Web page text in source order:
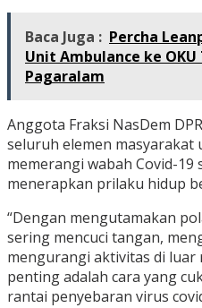
Baca Juga : Percha
Unit Ambulance ke OKU
Pagaralam
Anggota Fraksi NasDem
seluruh elemen
memerangi wabah Covid-19
menerapkan prilaku hidup
“Dengan mengutamakan
sering mencuci tangan,
mengurangi aktivitas di
penting adalah cara yang
rantai penyebaran virus